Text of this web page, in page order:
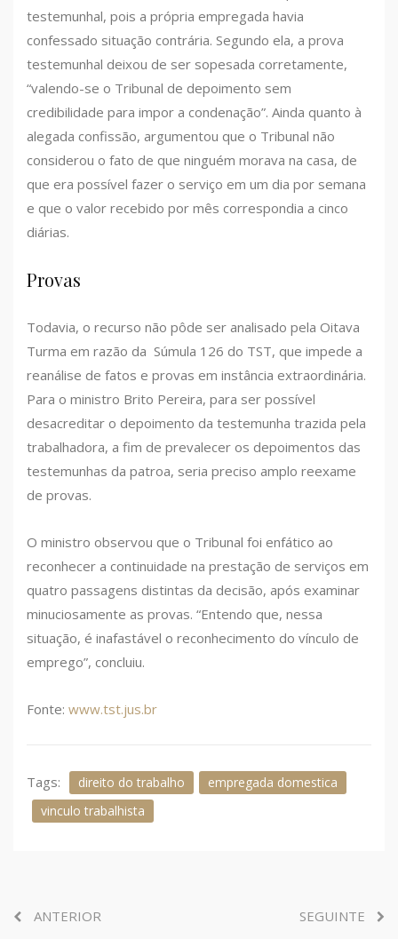
testemunhal, pois a própria empregada havia
confessado situação contrária. Segundo ela, a prova
testemunhal deixou de ser sopesada corretamente,
“valendo-se o Tribunal de depoimento sem
credibilidade para impor a condenação”. Ainda quanto à
alegada confissão, argumentou que o Tribunal não
considerou o fato de que ninguém morava na casa, de
que era possível fazer o serviço em um dia por semana
e que o valor recebido por mês correspondia a cinco
diárias.
Provas
Todavia, o recurso não pôde ser analisado pela Oitava
Turma em razão da Súmula 126 do TST, que impede a
reanálise de fatos e provas em instância extraordinária.
Para o ministro Brito Pereira, para ser possível
desacreditar o depoimento da testemunha trazida pela
trabalhadora, a fim de prevalecer os depoimentos das
testemunhas da patroa, seria preciso amplo reexame
de provas.
O ministro observou que o Tribunal foi enfático ao
reconhecer a continuidade na prestação de serviços em
quatro passagens distintas da decisão, após examinar
minuciosamente as provas. “Entendo que, nessa
situação, é inafastável o reconhecimento do vínculo de
emprego”, concluiu.
Fonte: www.tst.jus.br
Tags: direito do trabalho
empregada domestica
vinculo trabalhista
ANTERIOR SEGUINTE